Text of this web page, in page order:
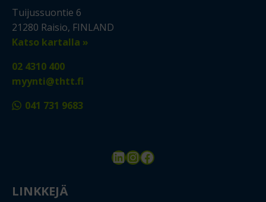
Tuijussuontie 6
21280 Raisio, FINLAND
Katso kartalla »
02 4310 400
myynti@thtt.fi
041 731 9683
LinkedIn
Instagram
Facebook
LINKKEJÄ